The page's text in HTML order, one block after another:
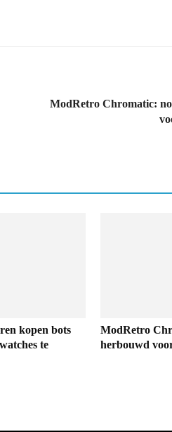
ModRetro Chromatic:
kopen bots
te
ModRetro
herbouwd